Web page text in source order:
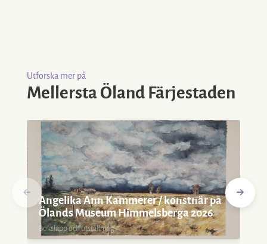
Utforska mer på
Mellersta Öland Färjestaden
Angelika Ann Kammerer / konstnär på
Ölands Museum Himmelsberga 2026
Boksläpp och utställning